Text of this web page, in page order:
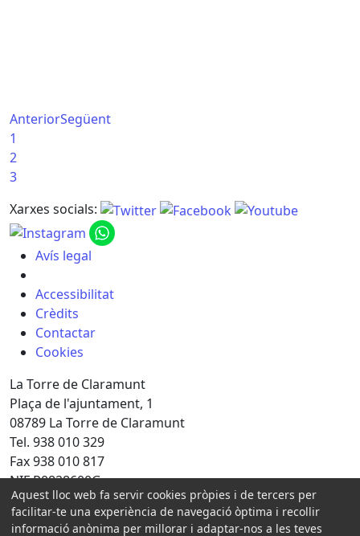
AnteriorSegüent
1
2
3
Xarxes socials:
Avís legal
Accessibilitat
Crèdits
Contactar
Cookies
La Torre de Claramunt
Plaça de l'ajuntament, 1
08789 La Torre de Claramunt
Tel. 938 010 329
Fax 938 010 817
NIF P0828600G
Amb la col·laboració de:
Aquest lloc web fa servir cookies pròpies i de tercers per
facilitar-te una experiència de navegació òptima i recollir
informació anònima per millorar i adaptar-nos a les teves